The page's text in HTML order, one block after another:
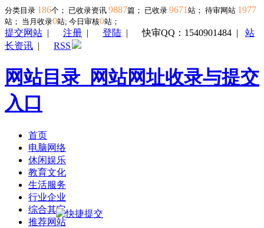
分类目录 186个； 已收录资讯 9887篇； 已收录 9671 站； 待审网站 1977
站； 当月收录0站; 今日审核0站；
提交网站 | 注册 | 登陆 |快审QQ：1540901484 | 站
长资讯 | RSS
网站目录_网站网址收录与提交
入口
首页
电脑网络
休闲娱乐
教育文化
生活服务
行业企业
综合其它
推荐网站